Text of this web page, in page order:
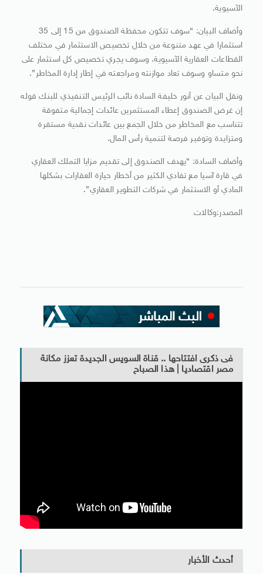
الآسيوية.
وأضاف البيان: “سوف تتكون محفظة الصندوق من 15 إلى 35
استثمارا في عهد متنوعة من خلال تخصيص الاستثمار في مختلف
القطاعات العقارية الآسيوية. وسوف يجري تخصيص كل استثمار على
نحو متساو وسوف تعاد موازنته ومراجعته في إطار إدارة المخاطر”.
ونقل البيان عن أنور خليفة السادة نائب الرئيس التنفيذي للبنك قوله
إن غرض الصندوق إعطاء المستثمرين عائدات إجمالية متفوقة
تتناسب مع المخاطر من خلال الجمع بين عائدات نقدية مستقرة
ومتزايدة وتوفير فرصة لتنمية رأس المال.
وأضاف السادة: “يهدف الصندوق إلى تقديم مزايا التملك العقاري
في قارة آسيا مع تفادي الكثير من أخطار حيازة العقارات بشكلها
المادي أو الاستثمار في شركات التطوير العقاري”.
المصدر:وكالات
فى ذكرى افتتاحها .. قناة السويس الجديدة تعزز مكانة
مصر اقتصاديا | هذا الصباح
أحدث الأخبار